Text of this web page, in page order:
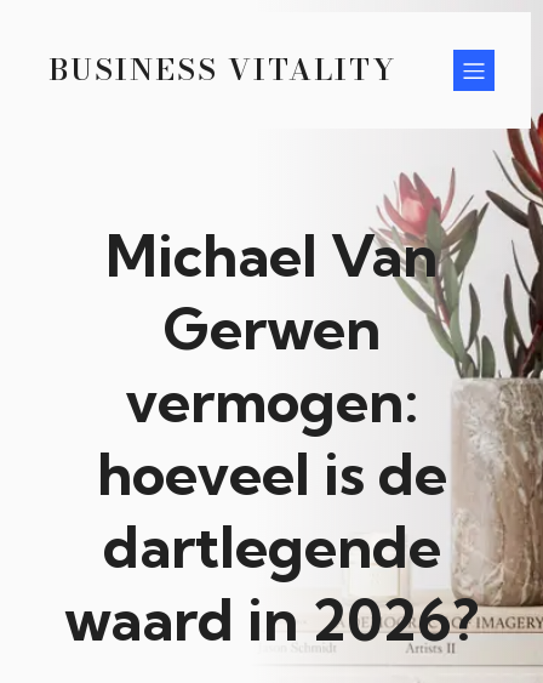
BUSINESS VITALITY
Michael Van
Gerwen
vermogen:
hoeveel is de
dartlegende
waard in 2026?